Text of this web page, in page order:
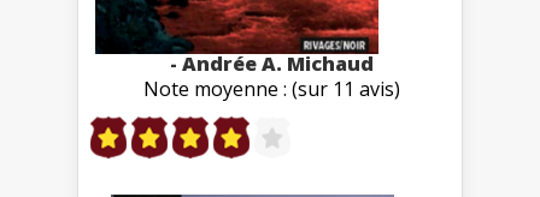
- Andrée A. Michaud
Note moyenne : (sur 11 avis)